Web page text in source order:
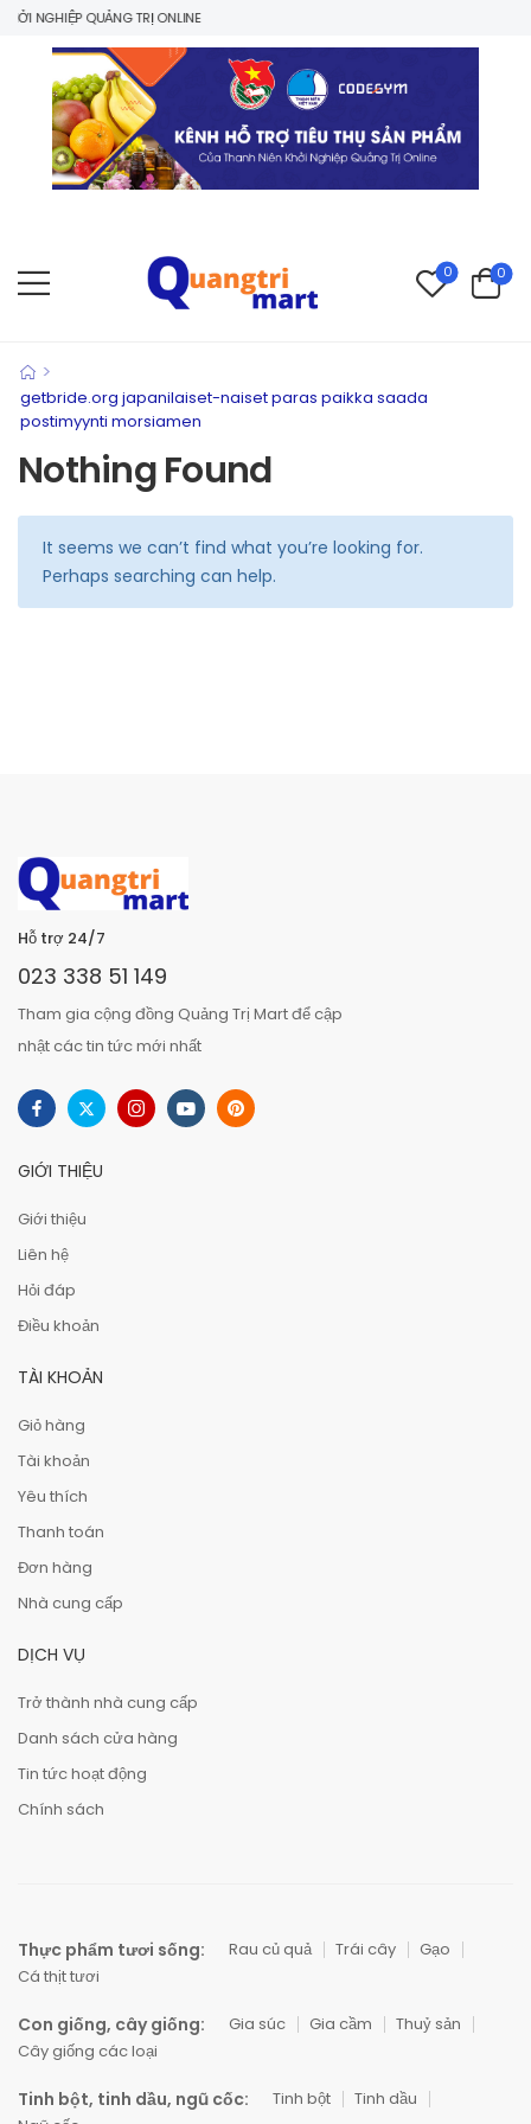
NGHIỆP QUẢNG TRỊ ONLINE
0 0
>
getbride.org japanilaiset-naiset paras paikka saada
postimyynti morsiamen
Nothing Found
It seems we can’t find what you’re looking for.
Perhaps searching can help.
Hỗ trợ 24/7
023 338 51 149
Tham gia cộng đồng Quảng Trị Mart để cập
nhật các tin tức mới nhất
GIỚI THIỆU
Giới thiệu
Liên hệ
Hỏi đáp
Điều khoản
TÀI KHOẢN
Giỏ hàng
Tài khoản
Yêu thích
Thanh toán
Đơn hàng
Nhà cung cấp
DỊCH VỤ
Trở thành nhà cung cấp
Danh sách cửa hàng
Tin tức hoạt động
Chính sách
Thực phẩm tươi sống: Rau củ quả Trái cây
Gạo
Cá thịt tươi
Con giống, cây giống: Gia súc Gia cầm
Thuỷ sản
Cây giống các loại
Tinh bột, tinh dầu, ngũ cốc: Tinh bột
Tinh dầu